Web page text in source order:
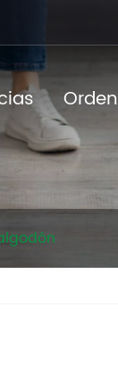
Orden